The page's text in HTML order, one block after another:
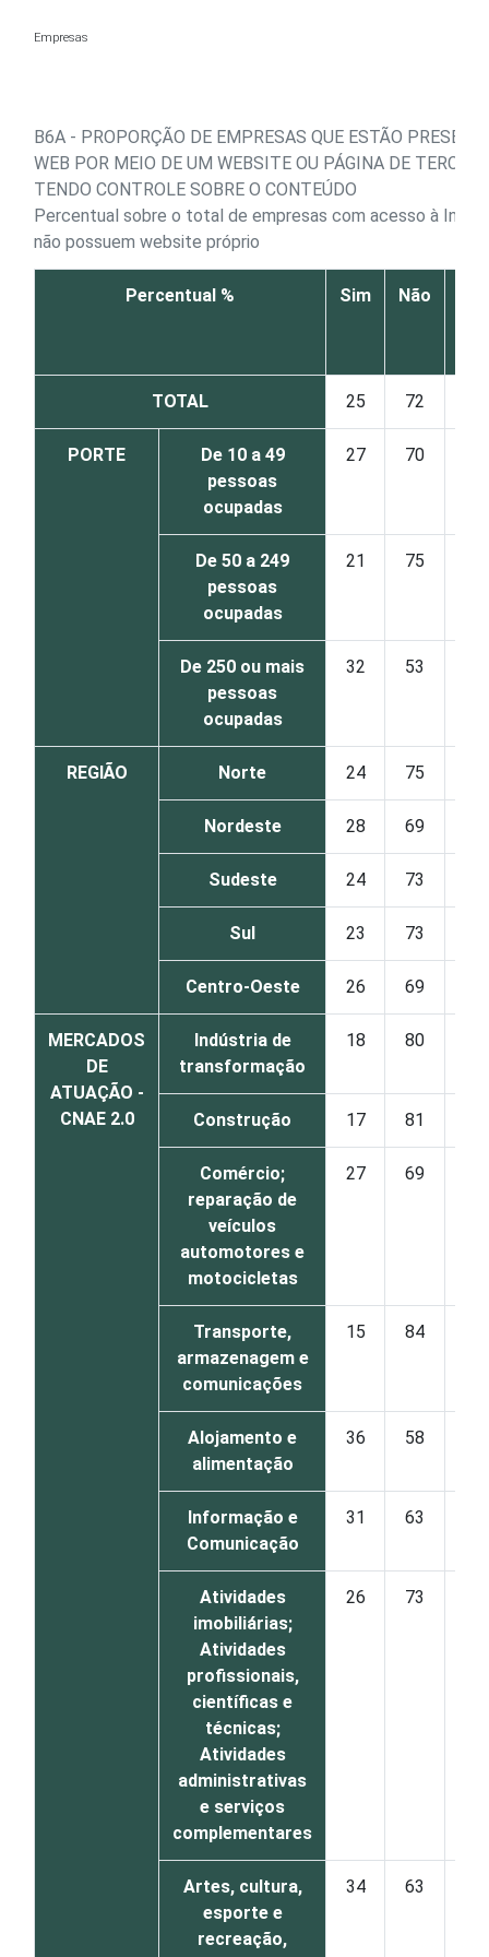
Empresas
B6A - PROPORÇÃO DE EMPRESAS QUE ESTÃO
WEB POR MEIO DE UM WEBSITE OU PÁGINA DE
TENDO CONTROLE SOBRE O CONTEÚDO
Percentual sobre o total de empresas com acesso à
não possuem website próprio
Percentual % Sim Não
TOTAL 25 72
PORTE
De 10 a 49
pessoas
ocupadas
27 70
De 50 a 249
pessoas
ocupadas
21 75
De 250 ou mais
pessoas
ocupadas
32 53
REGIÃO Norte 24 75
Nordeste 28 69
Sudeste 24 73
Sul 23 73
Centro-Oeste 26 69
MERCADOS
DE
ATUAÇÃO -
CNAE 2.0
Indústria de
transformação
18 80
Construção 17 81
Comércio;
reparação de
veículos
automotores e
motocicletas
27 69
Transporte,
armazenagem e
comunicações
15 84
Alojamento e
alimentação
36 58
Informação e
Comunicação
31 63
Atividades
imobiliárias;
Atividades
profissionais,
científicas e
técnicas;
Atividades
administrativas
e serviços
complementares
26 73
Artes, cultura,
esporte e
recreação,
34 63